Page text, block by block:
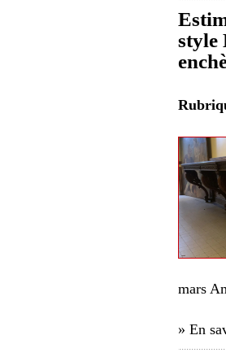
style
mars
» En